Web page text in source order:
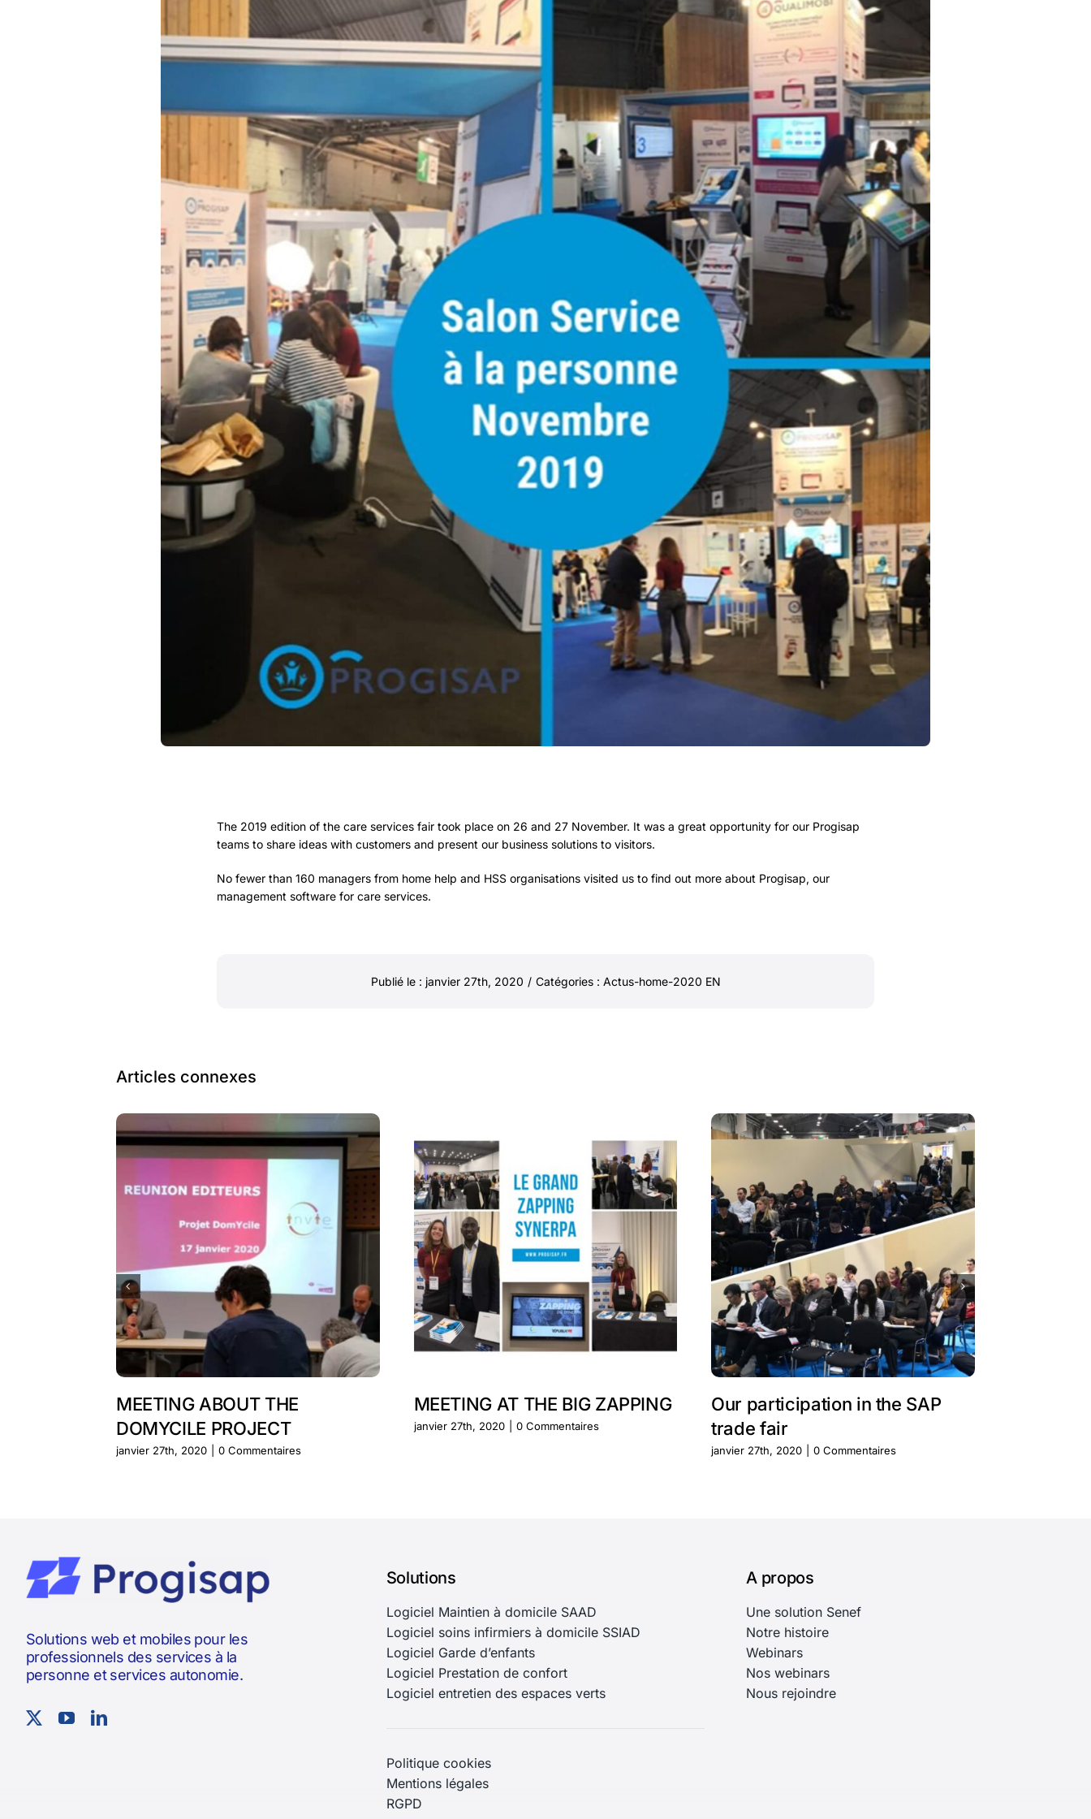
The 2019 edition of the care services fair took place on 26 and 27 November. It was a great opportunity for our Progisap
teams to share ideas with customers and present our business solutions to visitors.
No fewer than 160 managers from home help and HSS organisations visited us to find out more about Progisap, our
management software for care services.
Publié le : janvier 27th, 2020 / Catégories : Actus-home-2020 EN
Articles connexes
MEETING ABOUT THE
DOMYCILE PROJECT
janvier 27th, 2020 0 Commentaires
MEETING AT THE BIG ZAPPING
janvier 27th, 2020 0 Commentaires
Our participation in the SAP
trade fair
janvier 27th, 2020 0 Commentaires
Solutions web et mobiles pour les
professionnels des services à la
personne et services autonomie.
Solutions
Logiciel Maintien à domicile SAAD
Logiciel soins infirmiers à domicile SSIAD
Logiciel Garde d’enfants
Logiciel Prestation de confort
Logiciel entretien des espaces verts
Politique cookies
Mentions légales
RGPD
A propos
Une solution Senef
Notre histoire
Webinars
Nos webinars
Nous rejoindre